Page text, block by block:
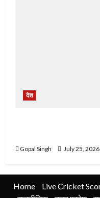
देश
Gopal Singh July 25, 2026
Home Live Cricket